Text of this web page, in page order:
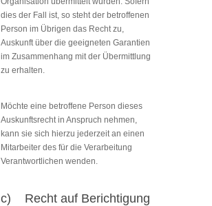
dies der Fall ist, so steht der betroffenen
Person im Übrigen das Recht zu,
Auskunft über die geeigneten Garantien
im Zusammenhang mit der Übermittlung
zu erhalten.
Möchte eine betroffene Person dieses
Auskunftsrecht in Anspruch nehmen,
kann sie sich hierzu jederzeit an einen
Mitarbeiter des für die Verarbeitung
Verantwortlichen wenden.
c) Recht auf Berichtigung